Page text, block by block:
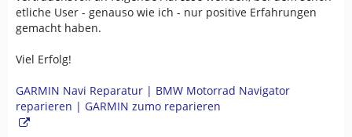
etliche User - genauso wie ich - nur positive Erfahrungen
gemacht haben.
Viel Erfolg!
GARMIN Navi Reparatur | BMW Motorrad Navigator
reparieren | GARMIN zumo reparieren